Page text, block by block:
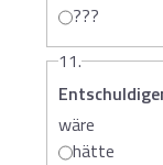
???
11.
wäre
hätte